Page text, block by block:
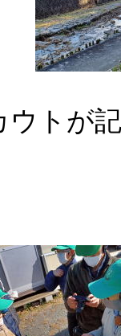
ウトが